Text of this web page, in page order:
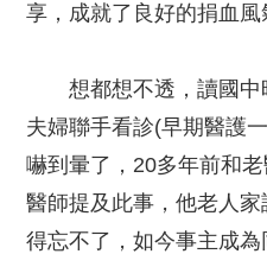
享，成就了良好的捐血風
想都想不透，讀國中
夫婦聯手看診(早期醫護
嚇到暈了，20多年前和
醫師提及此事，他老人
得忘不了，如今事主成